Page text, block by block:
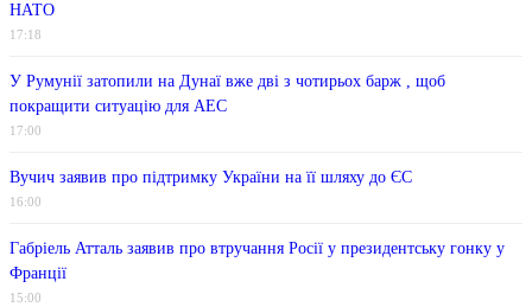
НАТО
17:18
У Румунії затопили на Дунаї вже дві з чотирьох барж , щоб
покращити ситуацію для АЕС
17:00
Вучич заявив про підтримку України на її шляху до ЄС
16:00
Габріель Атталь заявив про втручання Росії у президентську гонку у
Франції
15:00